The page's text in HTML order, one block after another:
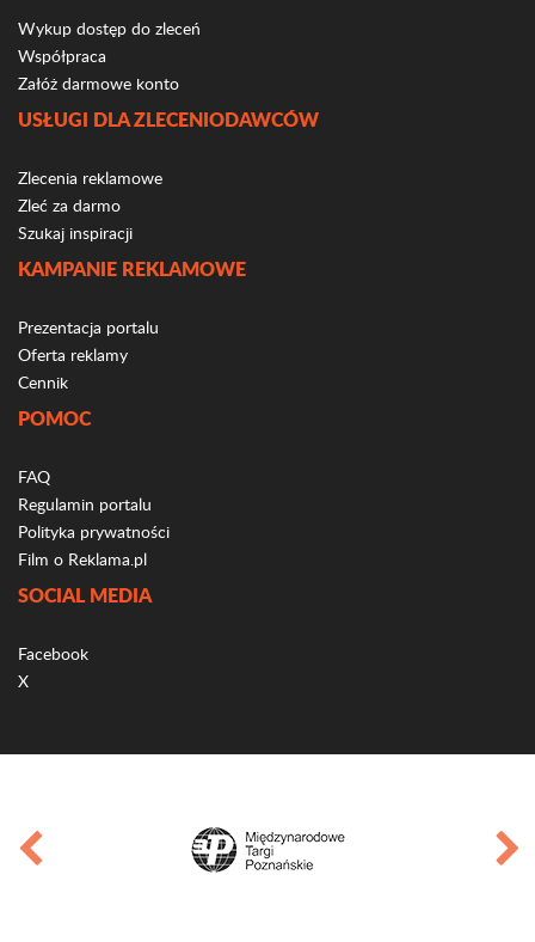
Wykup dostęp do zleceń
Współpraca
Załóż darmowe konto
USŁUGI DLA ZLECENIODAWCÓW
Zlecenia reklamowe
Zleć za darmo
Szukaj inspiracji
KAMPANIE REKLAMOWE
Prezentacja portalu
Oferta reklamy
Cennik
POMOC
FAQ
Regulamin portalu
Polityka prywatności
Film o Reklama.pl
SOCIAL MEDIA
Facebook
X